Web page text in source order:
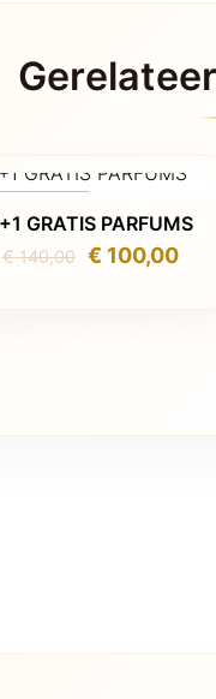
GRATIS PARFUMS
€140,00
was:
€100,00
is: